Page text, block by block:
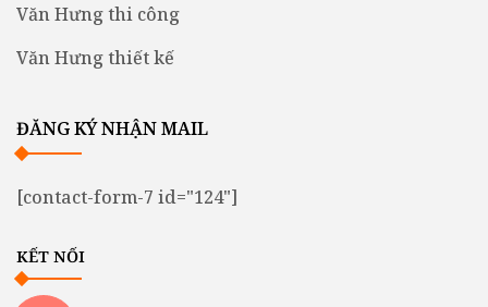
Văn Hưng thi công
Văn Hưng thiết kế
ĐĂNG KÝ NHẬN MAIL
[contact-form-7 id="124"]
KẾT NỐI